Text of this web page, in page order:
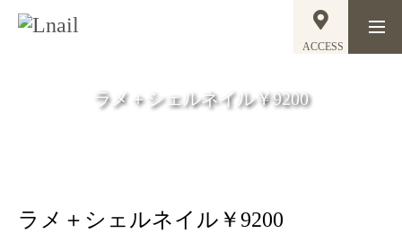
ACCESS
ラメ＋シェルネイル￥9200
ラメ＋シェルネイル￥9200